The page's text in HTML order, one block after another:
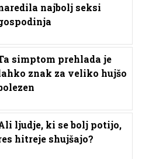
najbolj seksi
simptom prehlada je
znak za veliko hujšo
ljudje, ki se bolj potijo,
hitreje shujšajo?